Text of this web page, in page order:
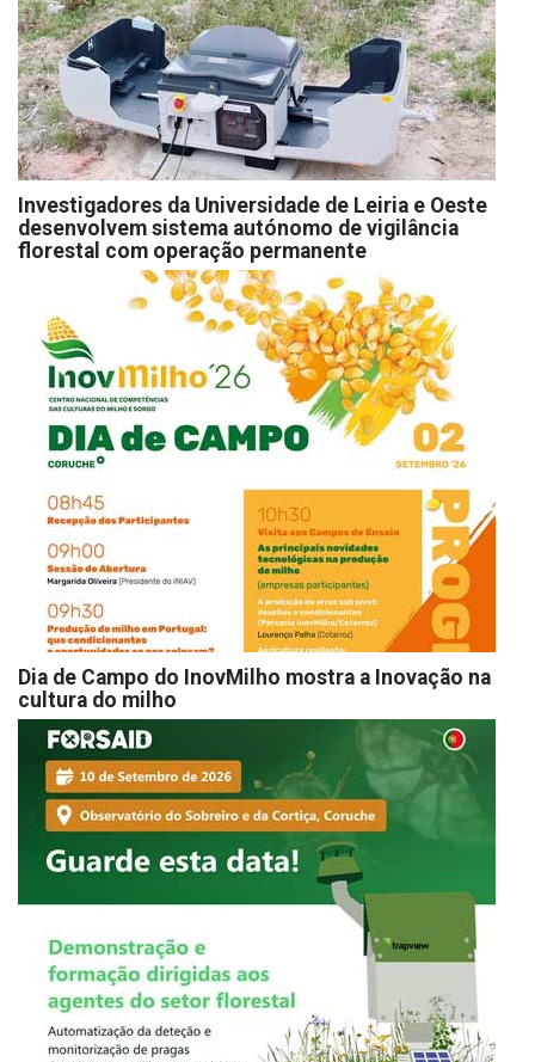
Investigadores da Universidade de Leiria e Oeste
desenvolvem sistema autónomo de vigilância
florestal com operação permanente
Dia de Campo do InovMilho mostra a Inovação na
cultura do milho